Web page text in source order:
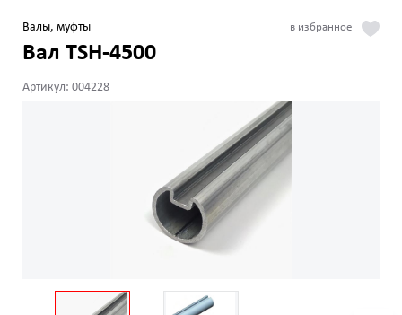
Валы, муфты
Вал TSH-4500
Артикул: 004228